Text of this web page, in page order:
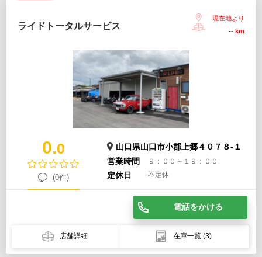
ライドトータルサービス
現在地より
-- km
0.0
(0件)
山口県山口市小郡上郷４０７８-１
営業時間
９：００～１９：００
定休日 不定休
電話をかける
店舗詳細 在庫一覧 (3)